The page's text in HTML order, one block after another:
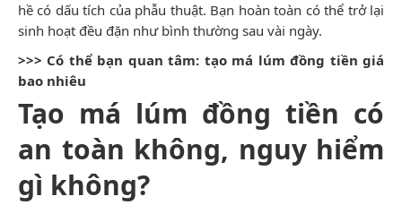
hề có dấu tích của phẫu thuật. Bạn hoàn toàn có thể trở lại
sinh hoạt đều đặn như bình thường sau vài ngày.
>>> Có thể bạn quan tâm: tạo má lúm đồng tiền giá
bao nhiêu
Tạo má lúm đồng tiền có
an toàn không, nguy hiểm
gì không?